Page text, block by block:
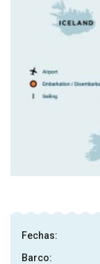
Fechas:
Barco: